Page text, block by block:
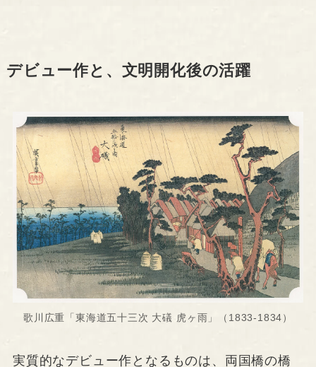
デビュー作と、文明開化後の活躍
歌川広重「東海道五十三次 大礒 虎ヶ雨」（1833-1834）
実質的なデビュー作となるものは、両国橋の橋